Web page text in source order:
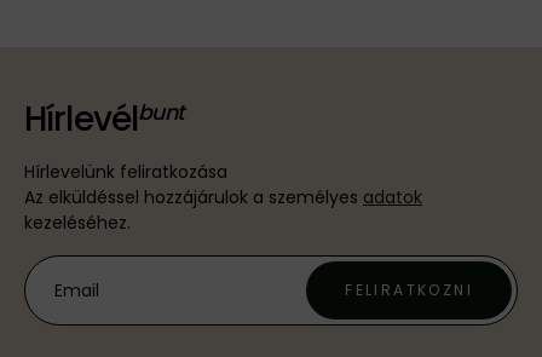
Hírlevél
Hírlevelünk feliratkozása
Az elküldéssel hozzájárulok a személyes adatok
kezeléséhez.
FELIRATKOZNI